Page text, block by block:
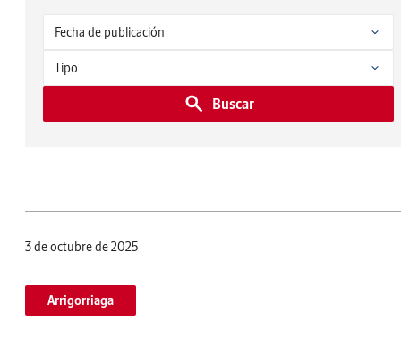
Buscar
3 de octubre de 2025
Arrigorriaga